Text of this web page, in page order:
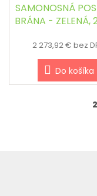
SAMONOSNÁ
BRÁNA - ZELENÁ,
2 273,92 € bez
Do košíka